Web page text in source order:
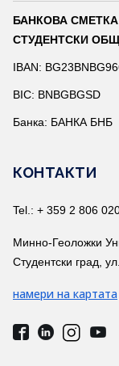
БАНКОВА
СТУДЕНТСКИ
IBAN:
BIC: BNBGBGSD
Банка: БАНКА БНБ
КОНТАКТИ
Tel.: + 359 2 806
Минно-Геоложки
Студентски град,
намери на картата